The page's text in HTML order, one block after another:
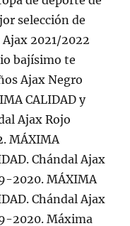
selección de
2021/2022
bajísimo te
Ajax Negro
CALIDAD y
Ajax Rojo
MÁXIMA
Chándal Ajax
2020. MÁXIMA
Chándal Ajax
2020. Máxima